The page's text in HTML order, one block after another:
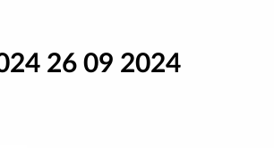
26 09 2024